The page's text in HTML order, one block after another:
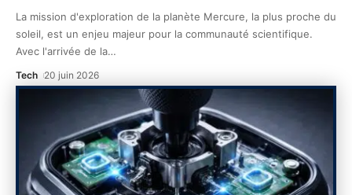
La mission d'exploration de la planète Mercure, la plus proche du
soleil, est un enjeu majeur pour la communauté scientifique.
Avec l'arrivée de la…
Tech 20 juin 2026